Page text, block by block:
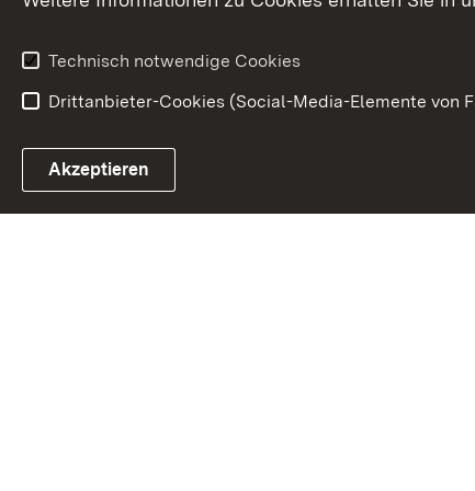
Link zum Landesportal
Technisch notwendige Cookies
Drittanbieter-Cookies (Social-Media-Elemente von
Akzeptieren